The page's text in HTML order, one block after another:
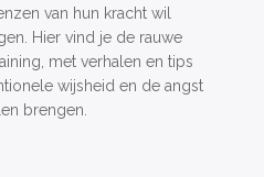
van hun kracht wil
Hier vind je de rauwe
met verhalen en tips
wijsheid en de angst
brengen.